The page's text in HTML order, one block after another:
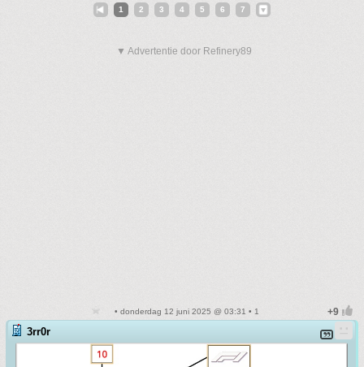
1 2 3 4 5 6 7
▼ Advertentie door Refinery89
• donderdag 12 juni 2025 @ 03:31 • 1
3rr0r